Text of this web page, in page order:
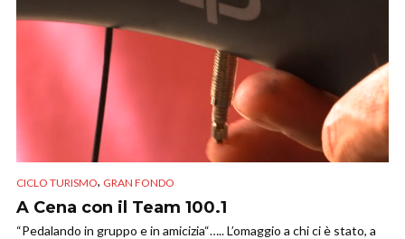
CICLO TURISMO, GRAN FONDO
A Cena con il Team 100.1
“Pedalando in gruppo e in amicizia“….. L’omaggio a chi ci è stato, a